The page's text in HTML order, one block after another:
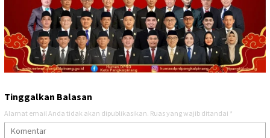
Tinggalkan Balasan
Alamat email Anda tidak akan dipublikasikan. Ruas yang wajib ditandai *